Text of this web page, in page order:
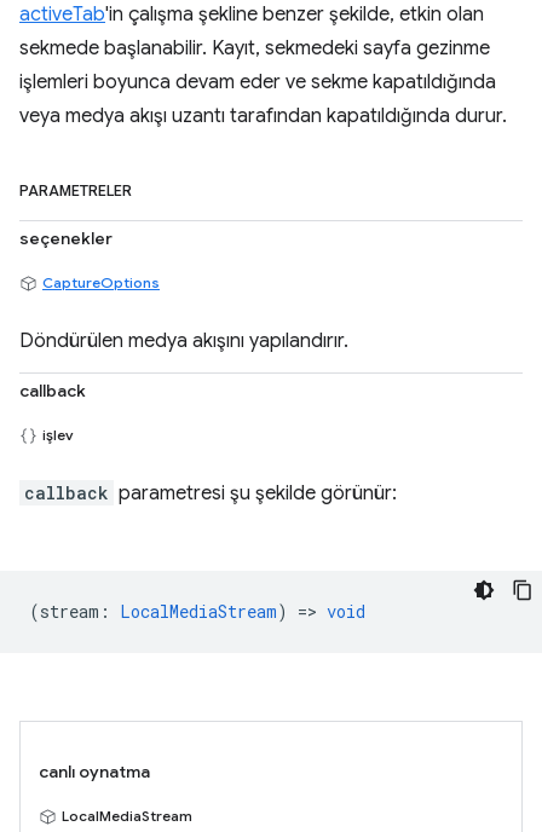
activeTab'in çalışma şekline benzer şekilde, etkin olan
sekmede başlanabilir. Kayıt, sekmedeki sayfa gezinme
işlemleri boyunca devam eder ve sekme kapatıldığında
veya medya akışı uzantı tarafından kapatıldığında durur.
PARAMETRELER
seçenekler
CaptureOptions
Döndürülen medya akışını yapılandırır.
callback
işlev
callback parametresi şu şekilde görünür:
(stream : LocalMediaStream) => void
canlı oynatma
LocalMediaStream